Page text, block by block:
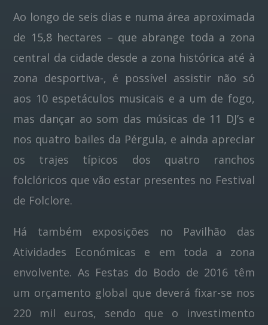
Ao longo de seis dias e numa área aproximada
de 15,8 hectares – que abrange toda a zona
central da cidade desde a zona histórica até à
zona desportiva-, é possível assistir não só
aos 10 espetáculos musicais e a um de fogo,
mas dançar ao som das músicas de 11 DJ’s e
nos quatro bailes da Pérgula, e ainda apreciar
os trajes típicos dos quatro ranchos
folclóricos que vão estar presentes no Festival
de Folclore.
Há também exposições no Pavilhão das
Atividades Económicas e em toda a zona
envolvente. As Festas do Bodo de 2016 têm
um orçamento global que deverá fixar-se nos
220 mil euros, sendo que o investimento